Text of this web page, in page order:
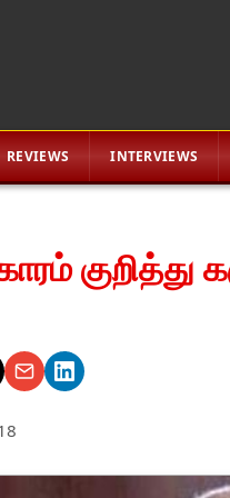
REVIEWS INTERVIEWS
குறித்து